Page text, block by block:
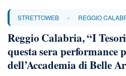
STRETTOWEB » REGGIO
Reggio Calabria, “I
questa sera performance
dell’Accademia di Belle